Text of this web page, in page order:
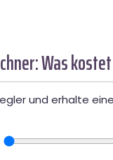
Was
und erhalte